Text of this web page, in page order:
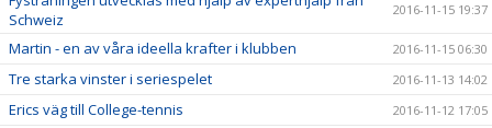
Schweiz
2016-11-15 19:37
Martin - en av våra ideella krafter i klubben 2016-11-15 06:30
Tre starka vinster i seriespelet 2016-11-13 14:02
Erics väg till College-tennis 2016-11-12 17:05